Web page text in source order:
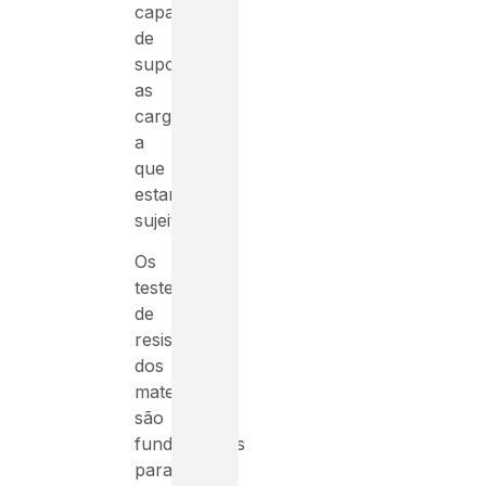
capazes
de
suportar
as
cargas
a
que
estarão
sujeitas.
Os
testes
de
resistência
dos
materiais
são
fundamentais
para